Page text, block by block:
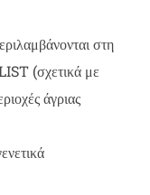
στη
(σχετικά με
άγριας